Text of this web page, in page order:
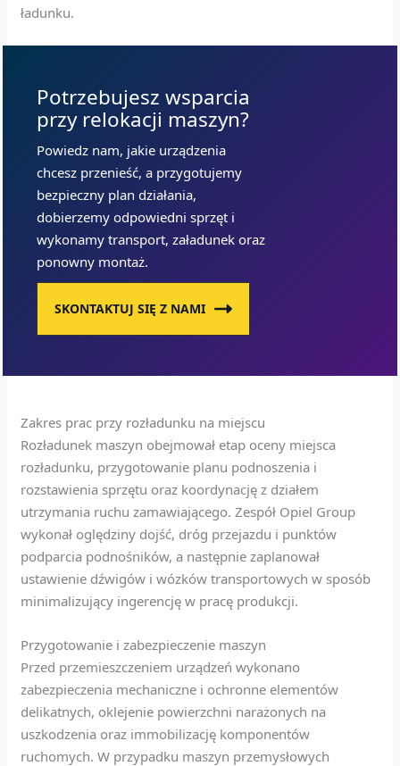
ładunku.
Potrzebujesz wsparcia
przy relokacji maszyn?
Powiedz nam, jakie urządzenia
chcesz przenieść, a przygotujemy
bezpieczny plan działania,
dobierzemy odpowiedni sprzęt i
wykonamy transport, załadunek oraz
ponowny montaż.
SKONTAKTUJ SIĘ Z NAMI
Zakres prac przy rozładunku na miejscu
Rozładunek maszyn obejmował etap oceny miejsca
rozładunku, przygotowanie planu podnoszenia i
rozstawienia sprzętu oraz koordynację z działem
utrzymania ruchu zamawiającego. Zespół Opiel Group
wykonał oględziny dojść, dróg przejazdu i punktów
podparcia podnośników, a następnie zaplanował
ustawienie dźwigów i wózków transportowych w sposób
minimalizujący ingerencję w pracę produkcji.
Przygotowanie i zabezpieczenie maszyn
Przed przemieszczeniem urządzeń wykonano
zabezpieczenia mechaniczne i ochronne elementów
delikatnych, oklejenie powierzchni narażonych na
uszkodzenia oraz immobilizację komponentów
ruchomych. W przypadku maszyn przemysłowych